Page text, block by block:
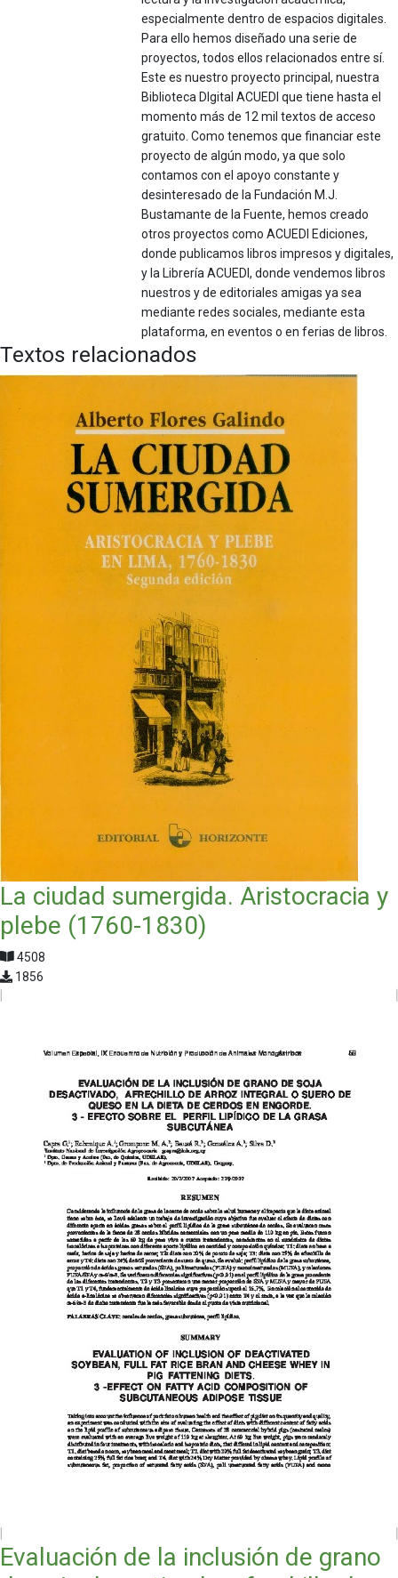
especialmente dentro de espacios digitales.
Para ello hemos diseñado una serie de
proyectos, todos ellos relacionados entre sí.
Este es nuestro proyecto principal, nuestra
Biblioteca DIgital ACUEDI que tiene hasta el
momento más de 12 mil textos de acceso
gratuito. Como tenemos que financiar este
proyecto de algún modo, ya que solo
contamos con el apoyo constante y
desinteresado de la Fundación M.J.
Bustamante de la Fuente, hemos creado
otros proyectos como ACUEDI Ediciones,
donde publicamos libros impresos y digitales,
y la Librería ACUEDI, donde vendemos libros
nuestros y de editoriales amigas ya sea
mediante redes sociales, mediante esta
plataforma, en eventos o en ferias de libros.
Textos relacionados
La ciudad sumergida. Aristocracia y
plebe (1760-1830)
4508
1856
Evaluación de la inclusión de grano